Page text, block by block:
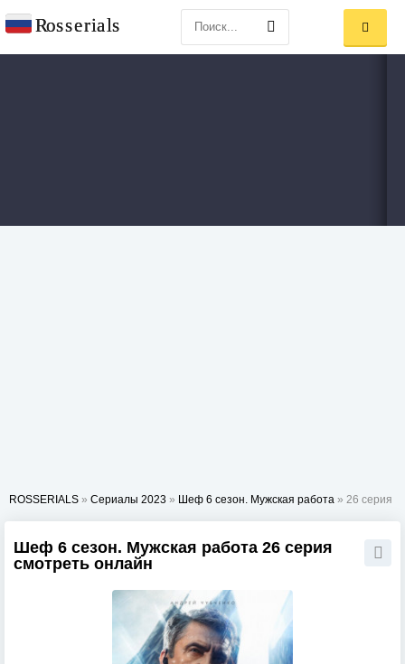
ROSSERIALS » Сериалы 2023 » Шеф 6 сезон. Мужская работа » 26 серия
Шеф 6 сезон. Мужская работа 26 серия
смотреть онлайн